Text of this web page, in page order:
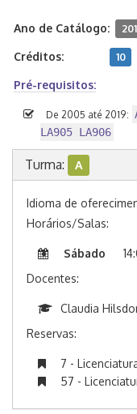
Ano de Catálogo:
Créditos: 10
Pré-requisitos:
De 2005 até 2019:
LA905 LA906
Turma: A
Idioma de
Horários/Salas:
Sábado
Docentes:
Claudia
Reservas:
7 -
57 -